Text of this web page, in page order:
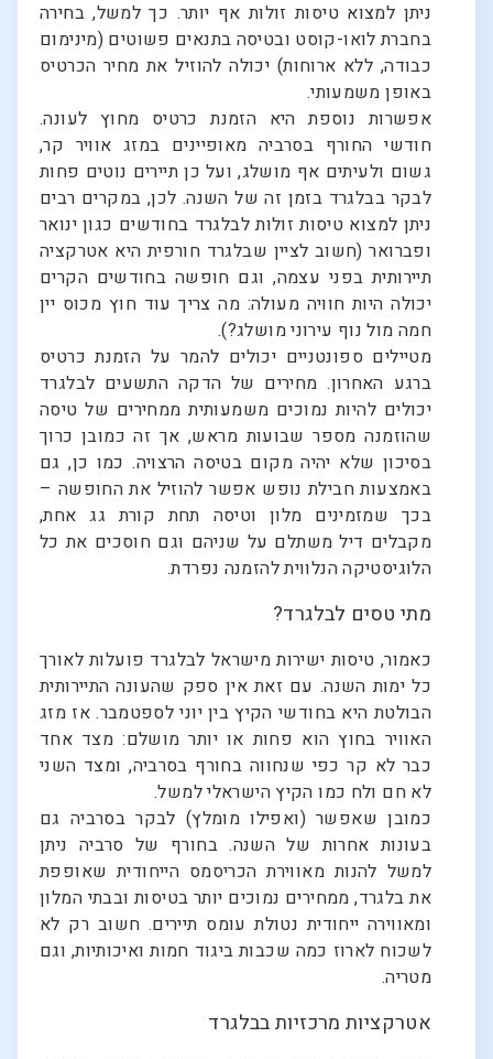
ניתן למצוא טיסות זולות אף יותר. כך למשל, בחירה
בחברת לואו-קוסט ובטיסה בתנאים פשוטים (מינימום
כבודה, ללא ארוחות) יכולה להוזיל את מחיר הכרטיס
באופן משמעותי.
אפשרות נוספת היא הזמנת כרטיס מחוץ לעונה.
חודשי החורף בסרביה מאופיינים במזג אוויר קר,
גשום ולעיתים אף מושלג, ועל כן תיירים נוטים פחות
לבקר בבלגרד בזמן זה של השנה. לכן, במקרים רבים
ניתן למצוא טיסות זולות לבלגרד בחודשים כגון ינואר
ופברואר (חשוב לציין שבלגרד חורפית היא אטרקציה
תיירותית בפני עצמה, וגם חופשה בחודשים הקרים
יכולה היות חוויה מעולה: מה צריך עוד חוץ מכוס יין
חמה מול נוף עירוני מושלג?).
מטיילים ספונטניים יכולים להמר על הזמנת כרטיס
ברגע האחרון. מחירים של הדקה התשעים לבלגרד
יכולים להיות נמוכים משמעותית ממחירים של טיסה
שהוזמנה מספר שבועות מראש, אך זה כמובן כרוך
בסיכון שלא יהיה מקום בטיסה הרצויה. כמו כן, גם
באמצעות חבילת נופש אפשר להוזיל את החופשה –
בכך שמזמינים מלון וטיסה תחת קורת גג אחת,
מקבלים דיל משתלם על שניהם וגם חוסכים את כל
הלוגיסטיקה הנלווית להזמנה נפרדת.
מתי טסים לבלגרד?
כאמור, טיסות ישירות מישראל לבלגרד פועלות לאורך
כל ימות השנה. עם זאת אין ספק שהעונה התיירותית
הבולטת היא בחודשי הקיץ בין יוני לספטמבר. אז מזג
האוויר בחוץ הוא פחות או יותר מושלם: מצד אחד
כבר לא קר כפי שנחווה בחורף בסרביה, ומצד השני
לא חם ולח כמו הקיץ הישראלי למשל.
כמובן שאפשר (ואפילו מומלץ) לבקר בסרביה גם
בעונות אחרות של השנה. בחורף של סרביה ניתן
למשל להנות מאווירת הכריסמס הייחודית שאופפת
את בלגרד, ממחירים נמוכים יותר בטיסות ובבתי המלון
ומאווירה ייחודית נטולת עומס תיירים. חשוב רק לא
לשכוח לארוז כמה שכבות ביגוד חמות ואיכותיות, וגם
מטריה.
אטרקציות מרכזיות בבלגרד